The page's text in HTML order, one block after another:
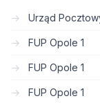
Urząd
FUP Opole 1
FUP Opole 1
FUP Opole 1